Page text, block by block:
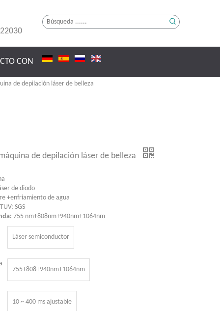
CON
de depilación láser de belleza
de depilación láser de belleza
de diodo
+enfriamiento de agua
SGS
755 nm+808nm+940nm+1064nm
Láser semiconductor
755+808+940nm+1064nm
10 ~ 400 ms ajustable